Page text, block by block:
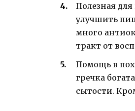
Полезная
улучшить
много
тракт от
Помощь в
гречка
сытости.